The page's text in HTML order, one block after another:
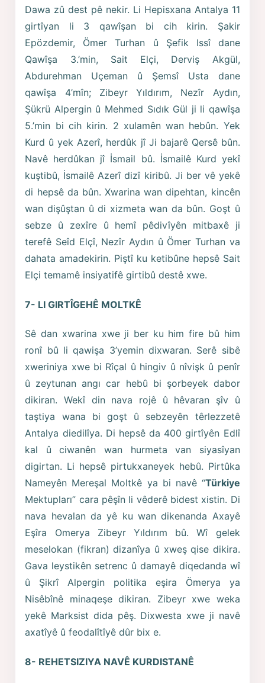
Dawa zû dest pê nekir. Li Hepisxana Antalya 11
girtîyan li 3 qawîşan bi cih kirin. Şakir
Epözdemir, Ömer Turhan û Şefik Issî dane
Qawîşa 3.’min, Sait Elçi, Derviş Akgül,
Abdurehman Uçeman û Şemsî Usta dane
qawîşa 4’mîn; Zibeyr Yıldırım, Nezîr Aydın,
Şükrü Alpergin û Mehmed Sıdık Gül ji li qawîşa
5.’min bi cih kirin. 2 xulamên wan hebûn. Yek
Kurd û yek Azerî, herdûk jî Ji bajarê Qersê bûn.
Navê herdûkan jî İsmail bû. İsmailê Kurd yekî
kuştibû, İsmailê Azerî dizî kiribû. Ji ber vê yekê
di hepsê da bûn. Xwarina wan dipehtan, kincên
wan dişûştan û di xizmeta wan da bûn. Goşt û
sebze û zexîre û hemî pêdivîyên mitbaxê ji
terefê Seîd Elçî, Nezîr Aydın û Ömer Turhan va
dahata amadekirin. Piştî ku ketibûne hepsê Sait
Elçi temamê insiyatifê girtibû destê xwe.
7- LI GIRTÎGEHÊ MOLTKÊ
Sê dan xwarina xwe ji ber ku him fire bû him
ronî bû li qawişa 3’yemin dixwaran. Serê sibê
xweriniya xwe bi Rîçal û hingiv û nîvişk û penîr
û zeytunan angı car hebû bi şorbeyek dabor
dikiran. Wekî din nava rojê û hêvaran şîv û
taştiya wana bi goşt û sebzeyên têrlezzetê
Antalya diedilîya. Di hepsê da 400 girtîyên Edlî
kal û ciwanên wan hurmeta van siyasîyan
digirtan. Li hepsê pirtukxaneyek hebû. Pirtûka
Nameyên Mereşal Moltkê ya bi navê “Türkiye
Mektupları” cara pêşîn li vêderê bidest xistin. Di
nava hevalan da yê ku wan dikenanda Axayê
Eşîra Omerya Zibeyr Yıldırım bû. Wî gelek
meselokan (fikran) dizanîya û xweş qise dikira.
Gava leystikên setrenc û damayê diqedanda wî
û Şikrî Alpergin politika eşira Ömerya ya
Nisêbînê minaqeşe dikiran. Zibeyr xwe weka
yekê Marksist dida pêş. Dixwesta xwe ji navê
axatîyê û feodalîtîyê dûr bix e.
8- REHETSIZIYA NAVÊ KURDISTANÊ